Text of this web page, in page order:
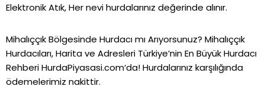
Elektronik Atık, Her nevi hurdalarınız değerinde alınır.
Mihalıççık Bölgesinde Hurdacı mı Arıyorsunuz? Mihalıççık
Hurdacıları, Harita ve Adresleri Türkiye’nin En Büyük Hurdacı
RehberiHurdaPiyasasi.com‘da!Hurdalarınız karşılığında
ödemelerimiz nakittir.